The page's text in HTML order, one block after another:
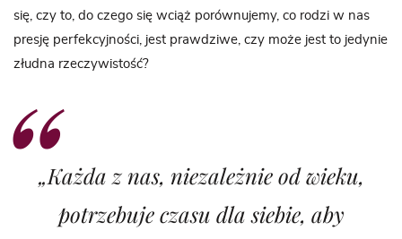
się, czy to, do czego się wciąż porównujemy, co rodzi w nas
presję perfekcyjności, jest prawdziwe, czy może jest to jedynie
złudna rzeczywistość?
„Każda z nas, niezależnie od wieku,
potrzebuje czasu dla siebie, aby